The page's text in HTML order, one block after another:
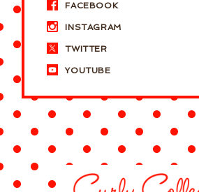
FACEBOOK
INSTAGRAM
TWITTER
YOUTUBE